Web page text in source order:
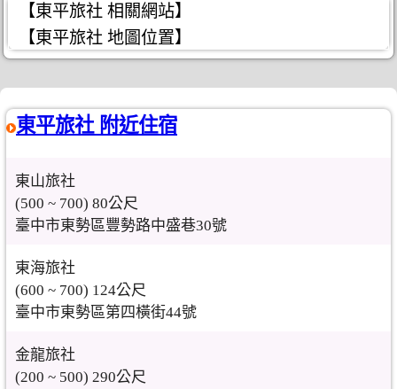
【東平旅社 相關網站】
【東平旅社 地圖位置】
東平旅社 附近住宿
東山旅社
(500 ~ 700) 80公尺
臺中市東勢區豐勢路中盛巷30號
東海旅社
(600 ~ 700) 124公尺
臺中市東勢區第四橫街44號
金龍旅社
(200 ~ 500) 290公尺